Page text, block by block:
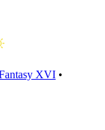
XVI •